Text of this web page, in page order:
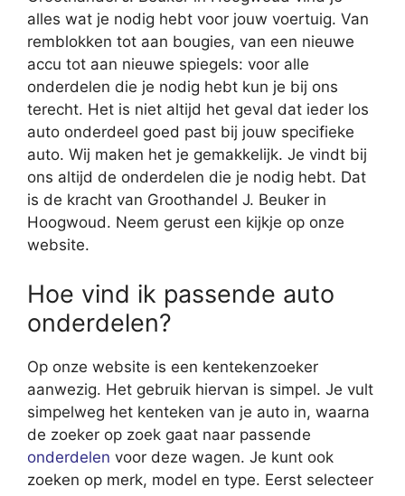
alles wat je nodig hebt voor jouw voertuig. Van
remblokken tot aan bougies, van een nieuwe
accu tot aan nieuwe spiegels: voor alle
onderdelen die je nodig hebt kun je bij ons
terecht. Het is niet altijd het geval dat ieder los
auto onderdeel goed past bij jouw specifieke
auto. Wij maken het je gemakkelijk. Je vindt bij
ons altijd de onderdelen die je nodig hebt. Dat
is de kracht van Groothandel J. Beuker in
Hoogwoud. Neem gerust een kijkje op onze
website.
Hoe vind ik passende auto
onderdelen?
Op onze website is een kentekenzoeker
aanwezig. Het gebruik hiervan is simpel. Je vult
simpelweg het kenteken van je auto in, waarna
de zoeker op zoek gaat naar passende
onderdelen voor deze wagen. Je kunt ook
zoeken op merk, model en type. Eerst selecteer